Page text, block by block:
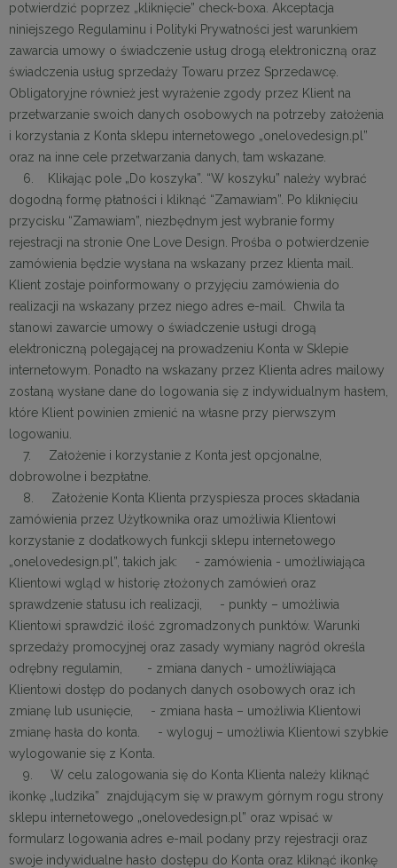
potwierdzić poprzez „kliknięcie” check-boxa. Akceptacja
niniejszego Regulaminu i Polityki Prywatności jest warunkiem
zawarcia umowy o świadczenie usług drogą elektroniczną oraz
świadczenia usług sprzedaży Towaru przez Sprzedawcę.
Obligatoryjne również jest wyrażenie zgody przez Klient na
przetwarzanie swoich danych osobowych na potrzeby założenia
i korzystania z Konta sklepu internetowego „onelovedesign.pl”
oraz na inne cele przetwarzania danych, tam wskazane.
6. Klikając pole „Do koszyka”. “W koszyku” należy wybrać
dogodną formę płatności i kliknąć “Zamawiam”. Po kliknięciu
przycisku “Zamawiam”, niezbędnym jest wybranie formy
rejestracji na stronie One Love Design. Prośba o potwierdzenie
zamówienia będzie wysłana na wskazany przez klienta mail.
Klient zostaje poinformowany o przyjęciu zamówienia do
realizacji na wskazany przez niego adres e-mail. Chwila ta
stanowi zawarcie umowy o świadczenie usługi drogą
elektroniczną polegającej na prowadzeniu Konta w Sklepie
internetowym. Ponadto na wskazany przez Klienta adres mailowy
zostaną wysłane dane do logowania się z indywidualnym hasłem,
które Klient powinien zmienić na własne przy pierwszym
logowaniu.
7. Założenie i korzystanie z Konta jest opcjonalne,
dobrowolne i bezpłatne.
8. Założenie Konta Klienta przyspiesza proces składania
zamówienia przez Użytkownika oraz umożliwia Klientowi
korzystanie z dodatkowych funkcji sklepu internetowego
„onelovedesign.pl”, takich jak: - zamówienia - umożliwiająca
Klientowi wgląd w historię złożonych zamówień oraz
sprawdzenie statusu ich realizacji, - punkty – umożliwia
Klientowi sprawdzić ilość zgromadzonych punktów. Warunki
sprzedaży promocyjnej oraz zasady wymiany nagród określa
odrębny regulamin, - zmiana danych - umożliwiająca
Klientowi dostęp do podanych danych osobowych oraz ich
zmianę lub usunięcie, - zmiana hasła – umożliwia Klientowi
zmianę hasła do konta. - wyloguj – umożliwia Klientowi szybkie
wylogowanie się z Konta.
9. W celu zalogowania się do Konta Klienta należy kliknąć
ikonkę „ludzika” znajdującym się w prawym górnym rogu strony
sklepu internetowego „onelovedesign.pl” oraz wpisać w
formularz logowania adres e-mail podany przy rejestracji oraz
swoje indywidualne hasło dostępu do Konta oraz kliknąć ikonkę